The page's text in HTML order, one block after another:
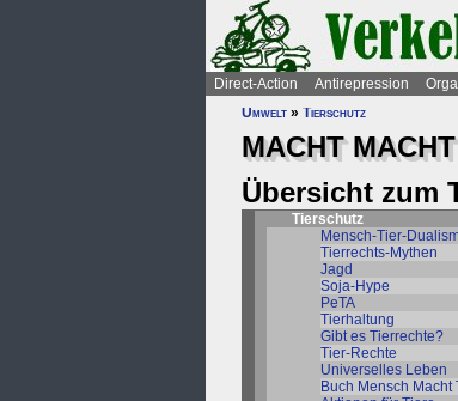
Direct-Action Antirepression
Umwelt » Tierschutz
MACHT
Übersicht zum
Tierschutz
Mensch-Tier-
Tierrechts-Mythen
Jagd
Soja-Hype
PeTA
Tierhaltung
Gibt es Tierrechte?
Tier-Rechte
Universelles Leben
Buch Mensch Macht